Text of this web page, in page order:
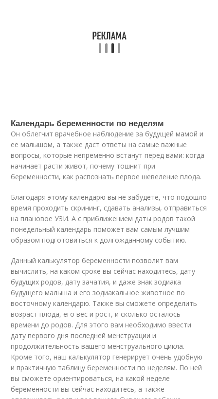
Календарь беременности по неделям
Он облегчит врачебное наблюдение за будущей мамой и
ее малышом, а также даст ответы на самые важные
вопросы, которые непременно встанут перед вами: когда
начинает расти живот, почему тошнит при
беременности, как распознать первое шевеление плода.
Благодаря этому календарю вы не забудете, что подошло
время проходить скрининг, сдавать анализы, отправиться
на плановое УЗИ. А с приближением даты родов такой
понедельный календарь поможет вам самым лучшим
образом подготовиться к долгожданному событию.
Данный калькулятор беременности позволит вам
вычислить, на каком сроке вы сейчас находитесь, дату
будущих родов, дату зачатия, и даже знак зодиака
будущего малыша и его зодиакальное животное по
восточному календарю. Также вы сможете определить
возраст плода, его вес и рост, и сколько осталось
времени до родов. Для этого вам необходимо ввести
дату первого дня последней менструации и
продолжительность вашего менструального цикла.
Кроме того, наш калькулятор генерирует очень удобную
и практичную таблицу беременности по неделям. По ней
вы сможете ориентироваться, на какой неделе
беременности вы сейчас находитесь, а также